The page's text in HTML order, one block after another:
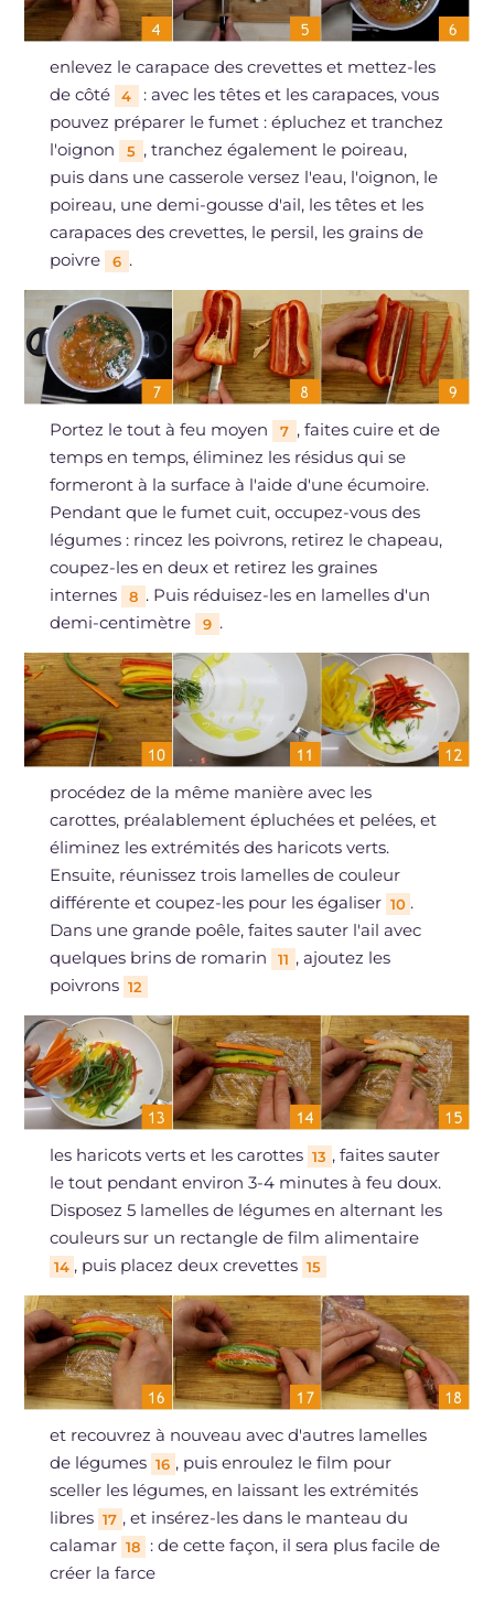
enlevez le carapace des crevettes et mettez-les
de côté
4
: avec les têtes et les carapaces, vous
pouvez préparer le fumet : épluchez et tranchez
l'oignon
5 , tranchez également le poireau,
puis dans une casserole versez l'eau, l'oignon, le
poireau, une demi-gousse d'ail, les têtes et les
carapaces des crevettes, le persil, les grains de
poivre
6 .
Portez le tout à feu moyen 7 , faites cuire et de
temps en temps, éliminez les résidus qui se
formeront à la surface à l'aide d'une écumoire.
Pendant que le fumet cuit, occupez-vous des
légumes : rincez les poivrons, retirez le chapeau,
coupez-les en deux et retirez les graines
internes
8 . Puis réduisez-les en lamelles d'un
demi-centimètre
9 .
procédez de la même manière avec les
carottes, préalablement épluchées et pelées, et
éliminez les extrémités des haricots verts.
Ensuite, réunissez trois lamelles de couleur
différente et coupez-les pour les égaliser 10 .
Dans une grande poêle, faites sauter l'ail avec
quelques brins de romarin
11 , ajoutez les
poivrons 12
les haricots verts et les carottes 13 , faites sauter
le tout pendant environ 3-4 minutes à feu doux.
Disposez 5 lamelles de légumes en alternant les
couleurs sur un rectangle de film alimentaire
14 , puis placez deux crevettes 15
et recouvrez à nouveau avec d'autres lamelles
de légumes 16 , puis enroulez le film pour
sceller les légumes, en laissant les extrémités
libres 17 , et insérez-les dans le manteau du
calamar 18
: de cette façon, il sera plus facile de
créer la farce